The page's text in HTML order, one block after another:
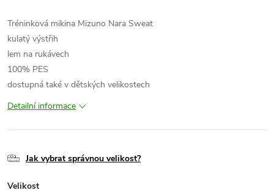
Tréninková mikina Mizuno Nara Sweat
kulatý výstřih
lem na rukávech
100% PES
dostupná také v dětských velikostech
Detailní informace
Jak vybrat správnou velikost?
Velikost